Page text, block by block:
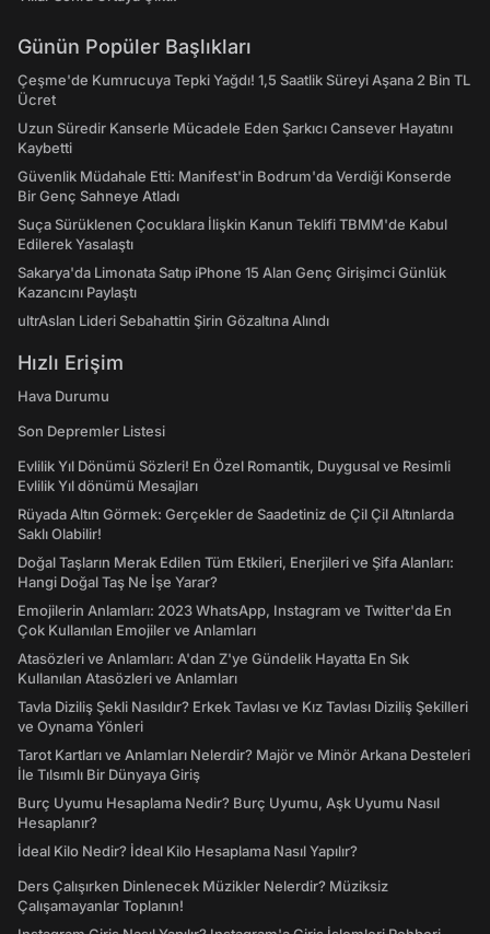
Günün Popüler Başlıkları
Çeşme'de Kumrucuya Tepki Yağdı! 1,5 Saatlik Süreyi Aşana 2 Bin TL
Ücret
Uzun Süredir Kanserle Mücadele Eden Şarkıcı Cansever Hayatını
Kaybetti
Güvenlik Müdahale Etti: Manifest'in Bodrum'da Verdiği Konserde
Bir Genç Sahneye Atladı
Suça Sürüklenen Çocuklara İlişkin Kanun Teklifi TBMM'de Kabul
Edilerek Yasalaştı
Sakarya'da Limonata Satıp iPhone 15 Alan Genç Girişimci Günlük
Kazancını Paylaştı
ultrAslan Lideri Sebahattin Şirin Gözaltına Alındı
Hızlı Erişim
Hava Durumu
Son Depremler Listesi
Evlilik Yıl Dönümü Sözleri! En Özel Romantik, Duygusal ve Resimli
Evlilik Yıl dönümü Mesajları
Rüyada Altın Görmek: Gerçekler de Saadetiniz de Çil Çil Altınlarda
Saklı Olabilir!
Doğal Taşların Merak Edilen Tüm Etkileri, Enerjileri ve Şifa Alanları:
Hangi Doğal Taş Ne İşe Yarar?
Emojilerin Anlamları: 2023 WhatsApp, Instagram ve Twitter'da En
Çok Kullanılan Emojiler ve Anlamları
Atasözleri ve Anlamları: A'dan Z'ye Gündelik Hayatta En Sık
Kullanılan Atasözleri ve Anlamları
Tavla Diziliş Şekli Nasıldır? Erkek Tavlası ve Kız Tavlası Diziliş Şekilleri
ve Oynama Yönleri
Tarot Kartları ve Anlamları Nelerdir? Majör ve Minör Arkana Desteleri
İle Tılsımlı Bir Dünyaya Giriş
Burç Uyumu Hesaplama Nedir? Burç Uyumu, Aşk Uyumu Nasıl
Hesaplanır?
İdeal Kilo Nedir? İdeal Kilo Hesaplama Nasıl Yapılır?
Ders Çalışırken Dinlenecek Müzikler Nelerdir? Müziksiz
Çalışamayanlar Toplanın!